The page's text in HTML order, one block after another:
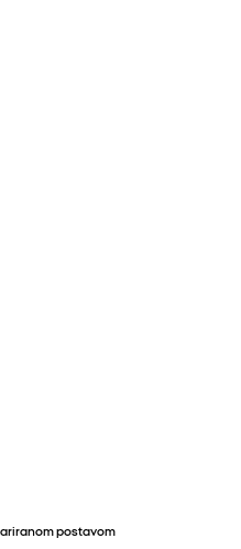
postavom